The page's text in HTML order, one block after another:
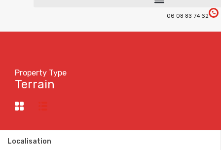
06 08 83 74 62
Property Type
Terrain
Localisation